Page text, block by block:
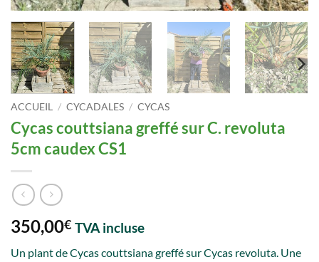
ACCUEIL / CYCADALES / CYCAS
Cycas couttsiana greffé sur C. revoluta
5cm caudex CS1
350,00€ TVA incluse
Un plant de Cycas couttsiana greffé sur Cycas revoluta. Une